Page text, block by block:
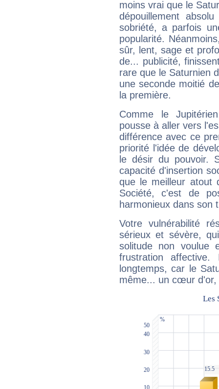
moins vrai que le
dépouillement
sobriété, a parfois
popularité.
sûr, lent, sage et
de... publicité,
rare que le Saturnien
une seconde moitié
la première.
Comme le
pousse à aller vers
différence avec ce
priorité l'idée de
le désir du pouvoir.
capacité d'insertion
que le meilleur atout
Société, c'est de
harmonieux dans son
Votre vulnérabilité
sérieux et sévère,
solitude non voulue
frustration
longtemps, car le
même... un cœur d'or,